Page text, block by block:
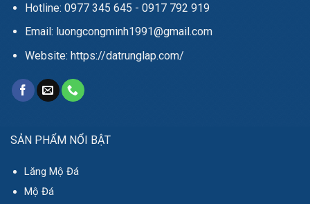
Hotline: 0977 345 645 - 0917 792 919
Email: luongcongminh1991@gmail.com
Website: https://datrunglap.com/
SẢN PHẨM NỔI BẬT
Lăng Mộ Đá
Mộ Đá